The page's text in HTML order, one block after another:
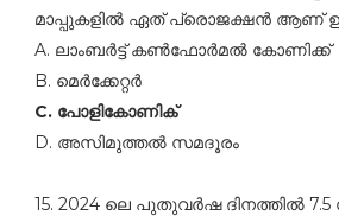
മാപ്പുകളില്‍ ഏത്‌ പ്രൊജക്ഷന്‍ ആണ്‌
A. ലാംബര്‍ട്ട്‌ കണ്‍ഫോര്‍മല്‍ കോണിക്ക്‌
B. മെര്‍ക്കേറ്റര്‍
C. പോളികോണിക്
D. അസിമുത്തല്‍ സമദൂരം
15. 2024 ലെ പുതുവര്‍ഷ ദിനത്തില്‍